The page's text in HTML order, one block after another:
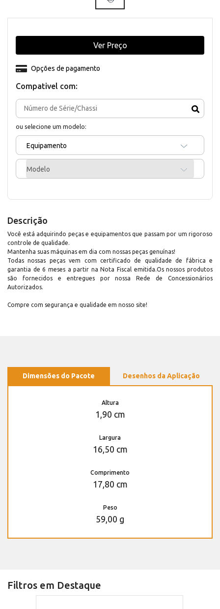
Compativel com:
ou selecione um modelo:
Equipamento
Modelo
Opções de pagamento
Ver Preço
Descrição
Você está adquirindo peças e equipamentos que passam por um rigoroso
controle de qualidade.
Mantenha suas máquinas em dia com nossas peças genuínas!
Todas nossas peças vem com certificado de qualidade de fábrica e
garantia de 6 meses a partir na Nota Fiscal emitida.Os nossos produtos
são fornecidos e entregues por nossa Rede de Concessionários
Autorizados.
Compre com segurança e qualidade em nosso site!
Dimensões do Pacote Desenhos da Aplicação
Altura
1,90 cm
Largura
16,50 cm
Comprimento
17,80 cm
Peso
59,00 g
Filtros em Destaque